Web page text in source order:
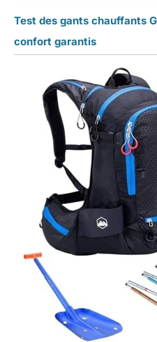
Test des gants chauffants
confort garantis